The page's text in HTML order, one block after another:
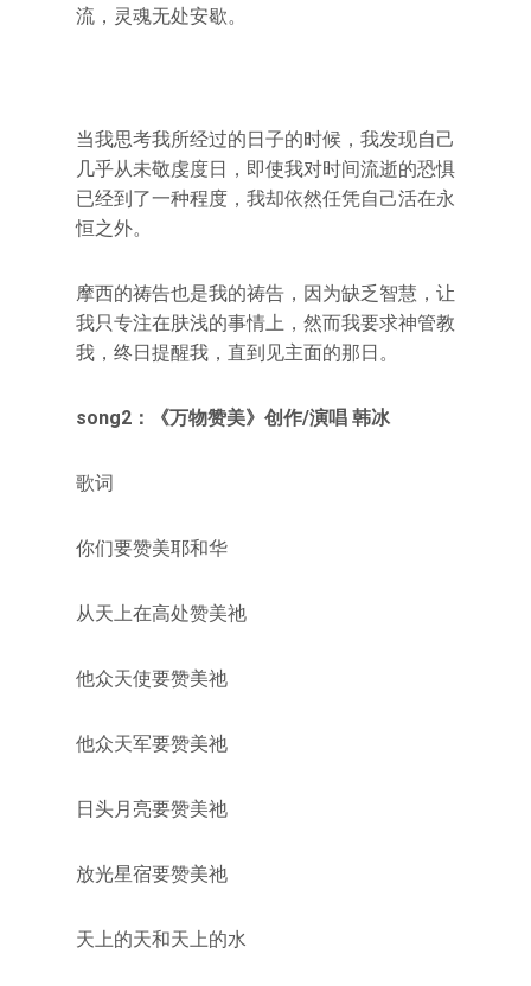
流，灵魂无处安歇。
当我思考我所经过的日子的时候，我发现自己
几乎从未敬虔度日，即使我对时间流逝的恐惧
已经到了一种程度，我却依然任凭自己活在永
恒之外。
摩西的祷告也是我的祷告，因为缺乏智慧，让
我只专注在肤浅的事情上，然而我要求神管教
我，终日提醒我，直到见主面的那日。
song2：《万物赞美》创作/演唱 韩冰
歌词
你们要赞美耶和华
从天上在高处赞美祂
他众天使要赞美祂
他众天军要赞美祂
日头月亮要赞美祂
放光星宿要赞美祂
天上的天和天上的水